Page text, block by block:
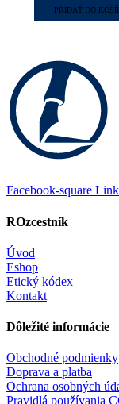
PRIDAŤ DO
Facebook-square
ROzcestník
Úvod
Eshop
Etický kódex
Kontakt
Dôležité informácie
Obchodné podmienky
Doprava a platba
Ochrana osobných
Pravidlá používania